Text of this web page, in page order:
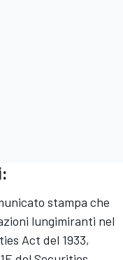
stampa che
lungimiranti nel
Act del 1933,